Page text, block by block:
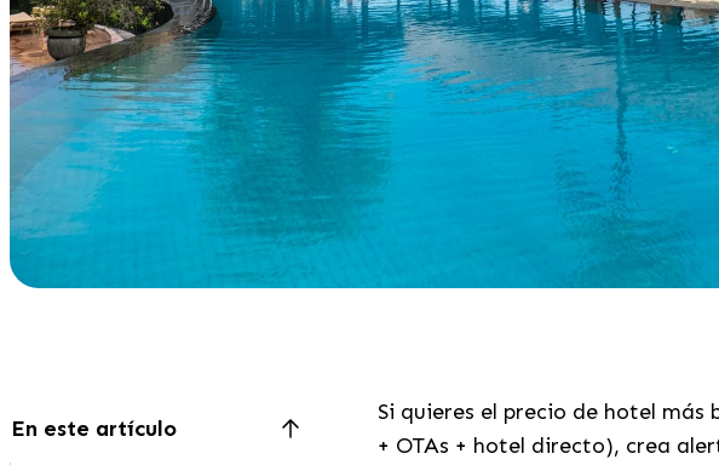
En este artículo
Si quieres el precio de hotel
+ OTAs + hotel directo), crea